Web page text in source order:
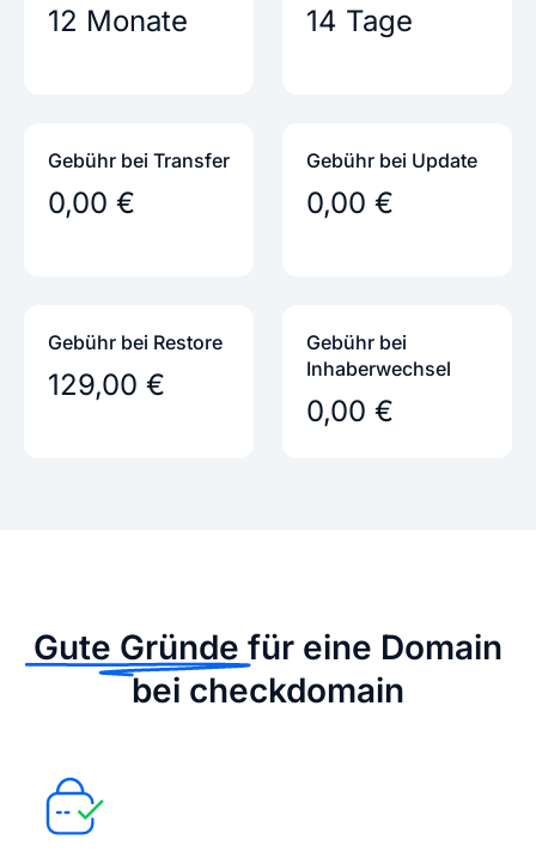
12 Monate 14 Tage
Gebühr bei Transfer
0,00 €
Gebühr bei Update
0,00 €
Gebühr bei Restore
129,00 €
Gebühr bei
Inhaber­wechsel
0,00 €
Gute Gründe für eine Domain
bei checkdomain